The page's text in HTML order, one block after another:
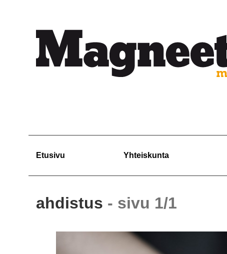
Etusivu Yhteiskunta
ahdistus - sivu 1/1